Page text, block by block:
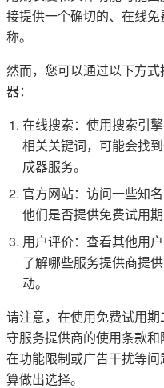
接提供一个确切的、在线
称。
然而，您可以通过以下方
器：
在线搜索：使用搜索引
相关关键词，可能会找
成器服务。
官方网站：访问一些知
他们是否提供免费试用期
用户评价：查看其他用
了解哪些服务提供商提
动。
请注意，在使用免费试用
守服务提供商的使用条款
在功能限制或广告干扰等
算做出选择。